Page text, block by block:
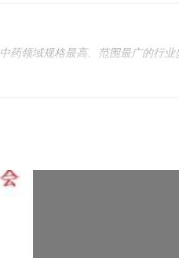
药领域规格最高、范围最广的行